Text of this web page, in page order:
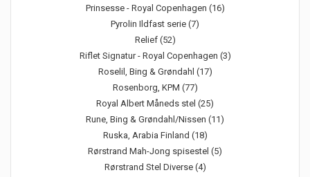
Prinsesse - Royal Copenhagen (16)
Pyrolin Ildfast serie (7)
Relief (52)
Riflet Signatur - Royal Copenhagen (3)
Roselil, Bing & Grøndahl (17)
Rosenborg, KPM (77)
Royal Albert Måneds stel (25)
Rune, Bing & Grøndahl/Nissen (11)
Ruska, Arabia Finland (18)
Rørstrand Mah-Jong spisestel (5)
Rørstrand Stel Diverse (4)